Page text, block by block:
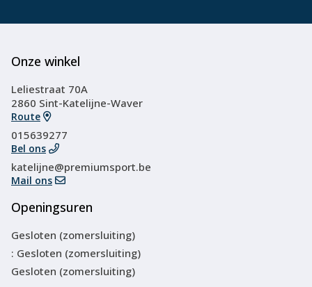
Onze winkel
Leliestraat 70A
2860 Sint-Katelijne-Waver
Route
015639277
Bel ons
katelijne@premiumsport.be
Mail ons
Openingsuren
Gesloten (zomersluiting)
: Gesloten (zomersluiting)
Gesloten (zomersluiting)